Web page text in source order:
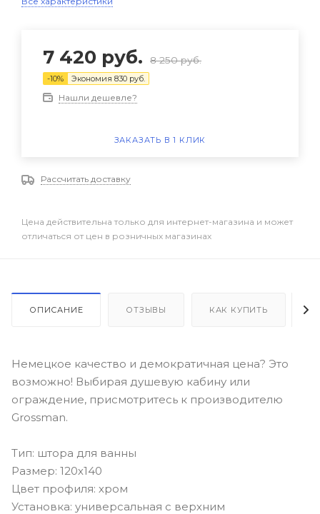
7 420 руб. 8 250руб.
-10% Экономия 830 руб.
Нашли дешевле?
ЗАКАЗАТЬ В 1 КЛИК
Рассчитать доставку
Цена действительна только для интернет-магазина и может
отличаться от цен в розничных магазинах
ОПИСАНИЕ ОТЗЫВЫ КАК КУПИТЬ
Немецкое качество и демократичная цена? Это
возможно! Выбирая душевую кабину или
ограждение, присмотритесь к производителю
Grossman.
Тип: штора для ванны
Размер: 120х140
Цвет профиля: хром
Установка: универсальная с верхним